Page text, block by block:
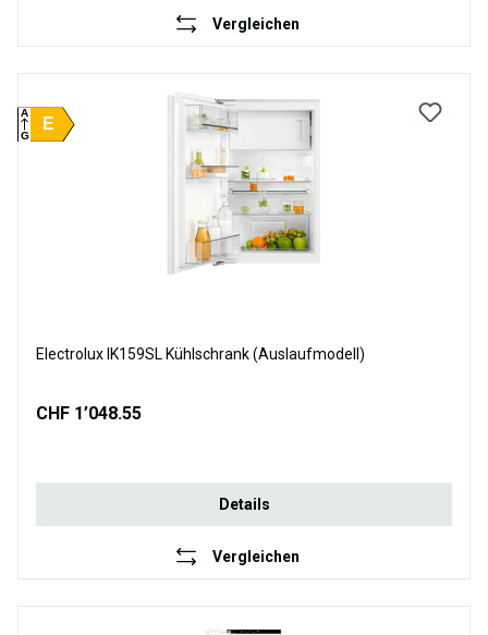
Vergleichen
E
A
G
Electrolux IK159SL Kühlschrank (Auslaufmodell)
CHF 1’048.55
Details
Vergleichen